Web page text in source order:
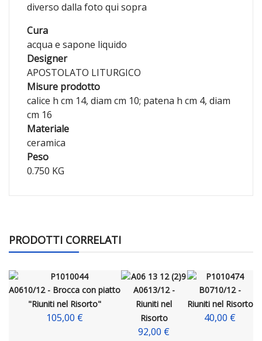
diverso dalla foto qui sopra
Cura
acqua e sapone liquido
Designer
APOSTOLATO LITURGICO
Misure prodotto
calice h cm 14, diam cm 10; patena h cm 4, diam
cm 16
Materiale
ceramica
Peso
0.750 KG
PRODOTTI CORRELATI
A0610/12 - Brocca con piatto
"Riuniti nel Risorto"
105,00 €
A0613/12 -
Riuniti nel
Risorto
92,00 €
B0710/12 -
Riuniti nel Risorto
40,00 €